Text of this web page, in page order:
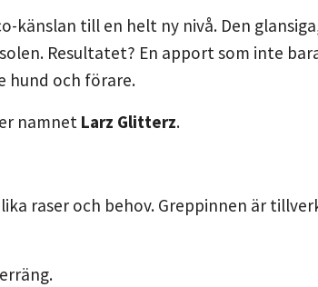
känslan till en helt ny nivå. Den
Resultatet? En apport som inte
hund och förare.
namnet Larz Glitterz.
raser och behov. Greppinnen är